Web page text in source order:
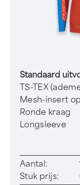
Standaard
TS-TEX
Mesh-insert
Ronde kraag
Longsleeve
Aantal:
Stuk prijs: